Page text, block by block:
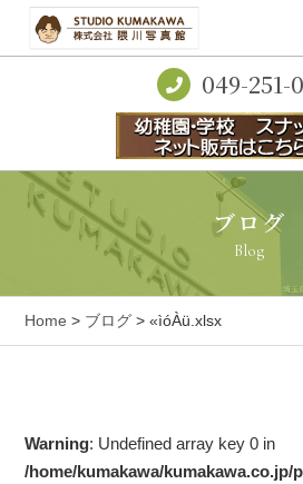
049-251-
ブログ
Blog
Home > ブログ > «ìóÀü.xlsx
Warning: Undefined array key 0 in
/home/kumakawa/kumakawa.co.jp/